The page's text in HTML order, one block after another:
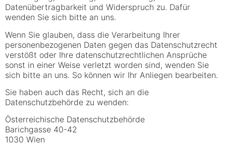
Datenübertragbarkeit und Widerspruch zu. Dafür
wenden Sie sich bitte an uns.
Wenn Sie glauben, dass die Verarbeitung Ihrer
personenbezogenen Daten gegen das Datenschutzrecht
verstößt oder Ihre datenschutzrechtlichen Ansprüche
sonst in einer Weise verletzt worden sind, wenden Sie
sich bitte an uns. So können wir Ihr Anliegen bearbeiten.
Sie haben auch das Recht, sich an die
Datenschutzbehörde zu wenden:
Österreichische Datenschutzbehörde
Barichgasse 40-42
1030 Wien